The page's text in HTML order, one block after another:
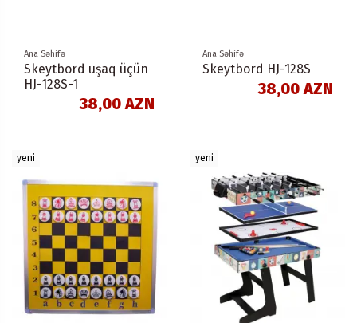
Ana Səhifə
Skeytbord uşaq üçün
HJ-128S-1
38,00 AZN
Ana Səhifə
Skeytbord HJ-128S
38,00 AZN
yeni yeni